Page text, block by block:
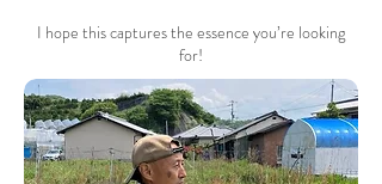
I hope this captures the essence you’re looking
for!